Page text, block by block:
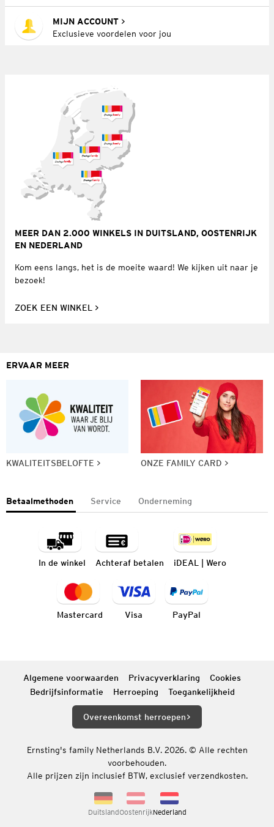
MIJN ACCOUNT
Exclusieve voordelen voor jou
MEER DAN 2.000 WINKELS IN DUITSLAND, OOSTENRIJK
EN NEDERLAND
Kom eens langs, het is de moeite waard! We kijken uit naar je
bezoek!
ZOEK EEN WINKEL
ERVAAR MEER
KWALITEITSBELOFTE ONZE FAMILY CARD
Betaalmethoden Service Onderneming
In de winkel Achteraf betalen iDEAL | Wero
Mastercard Visa PayPal
Algemene voorwaarden Privacyverklaring
Cookies
Bedrijfsinformatie
Herroeping Toegankelijkheid
Overeenkomst herroepen
Ernsting's family Netherlands B.V. 2026. © Alle rechten
voorbehouden.
Alle prijzen zijn inclusief BTW, exclusief verzendkosten.
DuitslandOostenrijkNederland